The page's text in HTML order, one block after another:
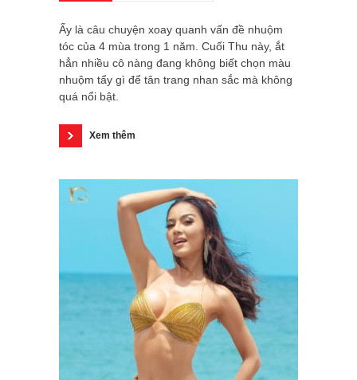
Ấy là câu chuyện xoay quanh vấn đề nhuộm
tóc của 4 mùa trong 1 năm. Cuối Thu này, ắt
hẳn nhiều cô nàng đang không biết chọn màu
nhuộm tẩy gì để tân trang nhan sắc mà không
quá nổi bật.
Xem thêm